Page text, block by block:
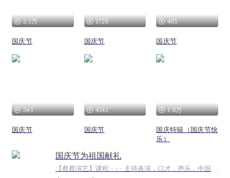
2.1万
国庆节
1726
国庆节
465
国庆节
543
国庆节
4542
国庆节
1.6万
国庆特辑（国庆节快
乐）
国庆节为祖国献礼
【蔡蔡演艺】课程﹣-﹣主持表演，口才，声乐，中国舞，民族舞。独特的小舞台，专业的录音棚，每一位同学都能成为优秀的小明星。独特的教学模式，轻松上课，快乐学习！知名主持人，舞蹈家，高级教师任职授课！江南总校：河沟街42号三楼 18545856430江北分校...